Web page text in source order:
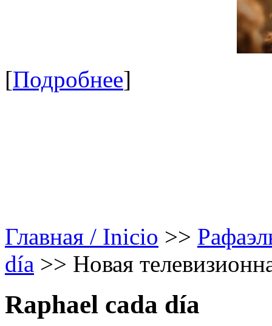
[Подробнее]
Главная / Inicio >>
día >> Новая
Raphael cada día